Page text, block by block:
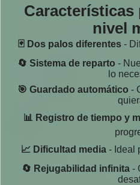
Características
nivel
🃏 Dos palos diferentes -
🔄 Sistema de reparto -
lo
🎯 Guardado automático -
📊 Registro de tiempo y
📈 Dificultad media- Ideal
🔄 Rejugabilidad infinita -